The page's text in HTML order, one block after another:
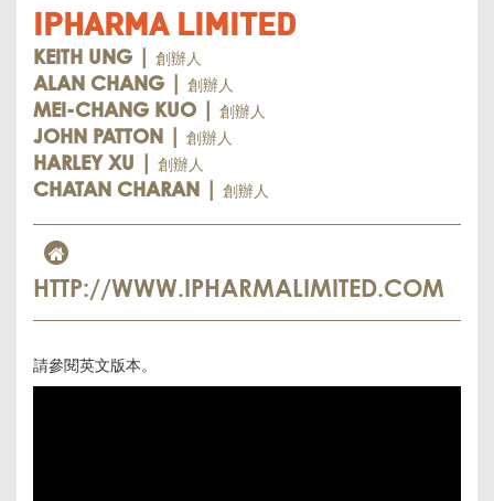
IPHARMA LIMITED
KEITH UNG | 創辦人
ALAN CHANG | 創辦人
MEI-CHANG KUO | 創辦人
JOHN PATTON | 創辦人
HARLEY XU | 創辦人
CHATAN CHARAN | 創辦人
HTTP://WWW.IPHARMALIMITED.COM
請參閱英文版本。